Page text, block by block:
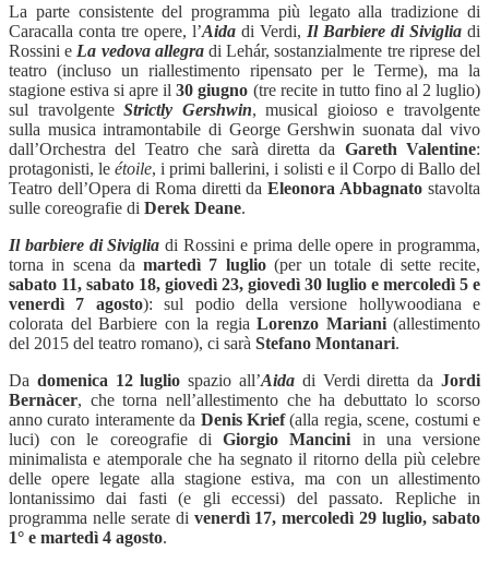
La parte consistente del programma più legato alla tradizione di
Caracalla conta tre opere, l’Aida di Verdi, Il Barbiere di Siviglia di
Rossini e La vedova allegradiLehár, sostanzialmente tre riprese del
teatro (incluso un riallestimento ripensato per le Terme), ma la
stagione estiva si apre il30 giugno (tre recite in tutto fino al 2 luglio)
sul travolgenteStrictly Gershwin, musical gioioso e travolgente
sulla musica intramontabile di George Gershwin suonata dal vivo
dall’Orchestra del Teatro che sarà diretta da Gareth Valentine:
protagonisti,leétoile, i primi ballerini, i solisti e il Corpo di Ballo del
Teatro dell’Opera di Roma diretti daEleonora Abbagnato stavolta
sulle coreografie di Derek Deane.
Il barbiere di Siviglia di Rossini e prima delle opere in programma,
torna in scena da martedì 7 luglio (per un totale di sette recite,
sabato 11, sabato 18, giovedì 23, giovedì 30 luglio e mercoledì 5 e
venerdì 7 agosto): sul podio della versione hollywoodiana e
colorata del Barbiere con la regia Lorenzo Mariani(allestimento
del 2015 del teatro romano), ci sarà Stefano Montanari.
Da domenica 12 lugliospazio all’Aida di Verdi diretta daJordi
Bernàcer, che torna nell’allestimento che ha debuttato lo scorso
anno curato interamente da Denis Krief(alla regia, scene, costumi e
luci) con le coreografie diGiorgio Mancini in una versione
minimalista e atemporale che ha segnato il ritorno della più celebre
delle opere legate alla stagione estiva, ma con un allestimento
lontanissimo dai fasti (e gli eccessi) del passato. Repliche in
programma nelle serate di venerdì 17, mercoledì 29 luglio, sabato
1° e martedì 4 agosto.